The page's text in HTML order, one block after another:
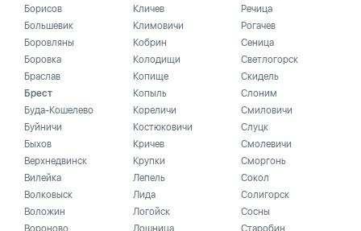
Борисов
Большевик
Боровляны
Боровка
Браслав
Брест
Буда-Кошелево
Буйничи
Быхов
Верхнедвинск
Вилейка
Волковыск
Воложин
Вороново
Кличев
Климовичи
Кобрин
Колодищи
Копище
Копыль
Кореличи
Костюковичи
Кричев
Крупки
Лепель
Лида
Логойск
Лошница
Речица
Рогачев
Сеница
Светлогорск
Скидель
Слоним
Смиловичи
Слуцк
Смолевичи
Сморгонь
Сокол
Солигорск
Сосны
Старобин